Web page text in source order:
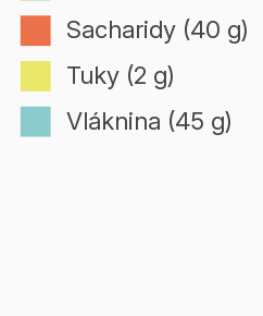
Sacharidy (40 g)
Tuky (2 g)
Vláknina (45 g)